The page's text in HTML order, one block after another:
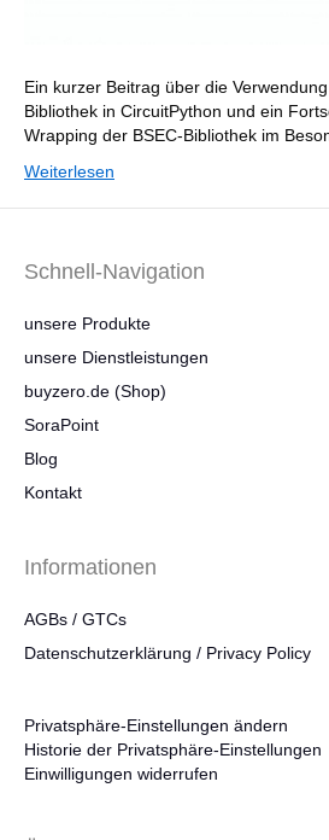
Ein kurzer Beitrag über die
Bibliothek in CircuitPython und ein
Wrapping der BSEC-Bibliothek im
Weiterlesen
Schnell-Navigation
unsere Produkte
unsere Dienstleistungen
buyzero.de (Shop)
SoraPoint
Blog
Kontakt
Informationen
AGBs / GTCs
Datenschutzerklärung / Privacy Policy
Privatsphäre-Einstellungen ändern
Historie der Privatsphäre-Einstellungen
Einwilligungen widerrufen